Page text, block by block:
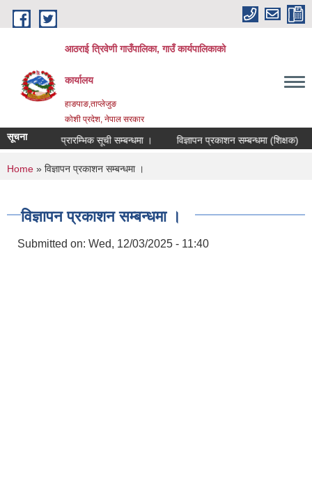
Skip to main content
आठराई त्रिवेणी गाउँपालिका, गाउँ कार्यपालिकाको
कार्यालय
हाङपाङ,ताप्लेजुङ
कोशी प्रदेश, नेपाल सरकार
सूचना
। प्रारम्भिक सूची सम्बन्धमा । विज्ञापन प्रकाशन सम्बन्धमा (शिक्षक)
You are here
Home » विज्ञापन प्रकाशन सम्बन्धमा ।
विज्ञापन प्रकाशन सम्बन्धमा ।
Submitted on: Wed, 12/03/2025 - 11:40